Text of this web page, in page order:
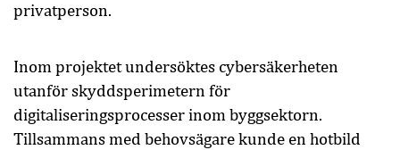
privatperson.
Inom projektet undersöktes cybersäkerheten
utanför skyddsperimetern för
digitaliseringsprocesser inom byggsektorn.
Tillsammans med behovsägare kunde en hotbild